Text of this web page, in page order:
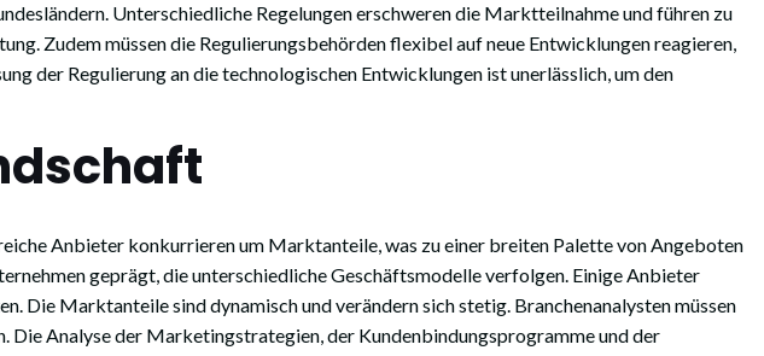
Unterschiedliche Regelungen erschweren die Marktteilnahme und führen zu
Zudem müssen die Regulierungsbehörden flexibel auf neue Entwicklungen reagieren,
der Regulierung an die technologischen Entwicklungen ist unerlässlich, um den
Anbieter konkurrieren um Marktanteile, was zu einer breiten Palette von Angeboten
geprägt, die unterschiedliche Geschäftsmodelle verfolgen. Einige Anbieter
Die Marktanteile sind dynamisch und verändern sich stetig. Branchenanalysten müssen
Analyse der Marketingstrategien, der Kundenbindungsprogramme und der